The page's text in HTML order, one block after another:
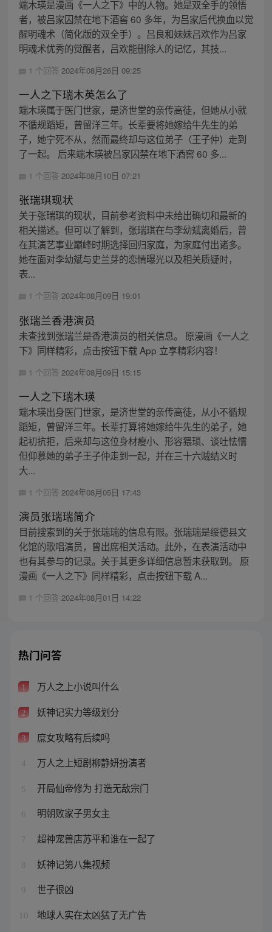
端木瑛是漫画《一人之下》中的人物。她是双全手的领悟
者，被吕家囚禁在地下酒窖 60 多年，为吕家后代换血以觉
醒明魂术（简化版的双全手）。吕良和妹妹吕欢作为吕家
明魂术优秀的觉醒者，吕欢能删除人的记忆，其技...
1 个回答 2024年08月26日 09:25
一人之下瑞木英怎么了
端木瑛属于医门世家，是济世堂的亲传高徒，但她从小就
不循规蹈矩，曾留洋三年。长辈要将她嫁给牛先生的弟
子，她宁死不从，然而最终却与这位弟子（王子仲）走到
了一起。 后来端木瑛被吕家囚禁在地下酒窖 60 多...
1 个回答 2024年08月10日 07:21
张瑞琪现状
关于张瑞琪的现状，目前参考资料中未给出确切和最新的
相关描述。但可以了解到，张瑞琪在与李幼斌离婚后，曾
在其演艺事业巅峰时期选择回归家庭，为家庭付出诸多。
她在面对李幼斌与史兰芽的恋情曝光以及相关质疑时，
表...
1 个回答 2024年08月09日 19:01
张瑞兰香港演员
未查找到张瑞兰是香港演员的相关信息。 原漫画《一人之
下》同样精彩，点击按钮下载 App 立享精彩内容！
1 个回答 2024年08月09日 15:15
一人之下瑞木瑛
端木瑛出身医门世家，是济世堂的亲传高徒，从小不循规
蹈矩，曾留洋三年。长辈打算将她嫁给牛先生的弟子，她
起初抗拒，后来却与这位身材瘦小、形容猥琐、谈吐怯懦
但仰慕她的弟子王子仲走到一起，并在三十六贼结义时
大...
1 个回答 2024年08月05日 17:43
演员张瑞瑞简介
目前搜索到的关于张瑞瑞的信息有限。张瑞瑞是绥德县文
化馆的歌唱演员，曾出席相关活动。此外，在表演活动中
也有其参与的记录。关于其更多详细信息暂未获取到。 原
漫画《一人之下》同样精彩，点击按钮下载 A...
1 个回答 2024年08月01日 14:22
热门问答
1 万人之上小说叫什么
2 妖神记实力等级划分
3 庶女攻略有后续吗
4 万人之上短剧柳静妍扮演者
5 开局仙帝修为 打造无敌宗门
6 明朝败家子男女主
7 超神宠兽店苏平和谁在一起了
8 妖神记第八集视频
9 世子很凶
10 地球人实在太凶猛了无广告